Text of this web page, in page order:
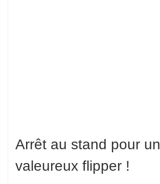
Arrêt au stand pour un
valeureux flipper !